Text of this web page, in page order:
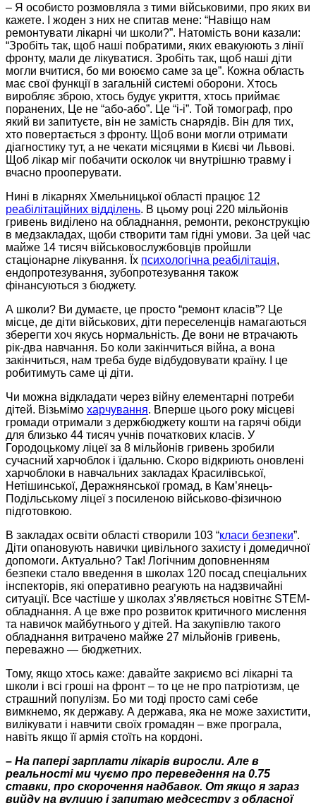
– Я особисто розмовляла з тими військовими, про яких ви
кажете. І жоден з них не спитав мене: “Навіщо нам
ремонтувати лікарні чи школи?”. Натомість вони казали:
“Зробіть так, щоб наші побратими, яких евакуюють з лінії
фронту, мали де лікуватися. Зробіть так, щоб наші діти
могли вчитися, бо ми воюємо саме за це”. Кожна область
має свої функції в загальній системі оборони. Хтось
виробляє зброю, хтось будує укриття, хтось приймає
поранених, Це не “або-або”. Це “і-і”. Той томограф, про
який ви запитуєте, він не замість снарядів. Він для тих,
хто повертається з фронту. Щоб вони могли отримати
діагностику тут, а не чекати місяцями в Києві чи Львові.
Щоб лікар міг побачити осколок чи внутрішню травму і
вчасно прооперувати.
Нині в лікарнях Хмельницької області працює 12
реабілітаційних відділень. В цьому році 220 мільйонів
гривень виділено на обладнання, ремонти, реконструкцію
в медзакладах, щоби створити там гідні умови. За цей час
майже 14 тисяч військовослужбовців пройшли
стаціонарне лікування. Їх психологічна реабілітація,
ендопротезування, зубопротезування також
фінансуються з бюджету.
А школи? Ви думаєте, це просто “ремонт класів”? Це
місце, де діти військових, діти переселенців намагаються
зберегти хоч якусь нормальність. Де вони не втрачають
рік-два навчання. Бо коли закінчиться війна, а вона
закінчиться, нам треба буде відбудовувати країну. І це
робитимуть саме ці діти.
Чи можна відкладати через війну елементарні потреби
дітей. Візьмімо харчування. Вперше цього року місцеві
громади отримали з держбюджету кошти на гарячі обіди
для близько 44 тисяч учнів початкових класів. У
Городоцькому ліцеї за 8 мільйонів гривень зробили
сучасний харчоблок і їдальню. Скоро відкриють оновлені
харчоблоки в навчальних закладах Красилівської,
Нетішинської, Деражнянської громад, в Кам’янець-
Подільському ліцеї з посиленою військово-фізичною
підготовкою.
В закладах освіти області створили 103 “класи безпеки”.
Діти опановують навички цивільного захисту і домедичної
допомоги. Актуально? Так! Логічним доповненням
безпеки стало введення в школах 120 посад спеціальних
інспекторів, які оперативно реагують на надзвичайні
ситуації. Все частіше у школах з’являється новітнє STEM-
обладнання. А це вже про розвиток критичного мислення
та навичок майбутнього у дітей. На закупівлю такого
обладнання витрачено майже 27 мільйонів гривень,
переважно — бюджетних.
Тому, якщо хтось каже: давайте закриємо всі лікарні та
школи і всі гроші на фронт – то це не про патріотизм, це
страшний популізм. Бо ми тоді просто самі себе
вимкнемо, як державу. А держава, яка не може захистити,
вилікувати і навчити своїх громадян – вже програла,
навіть якщо її армія стоїть на кордоні.
– На папері зарплати лікарів виросли. Але в
реальності ми чуємо про переведення на 0.75
ставки, про скорочення надбавок. От якщо я зараз
вийду на вулицю і запитаю медсестру з обласної